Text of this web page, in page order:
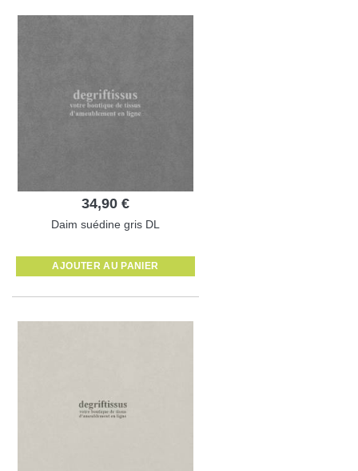
34,90 €
Daim suédine gris DL
AJOUTER AU PANIER